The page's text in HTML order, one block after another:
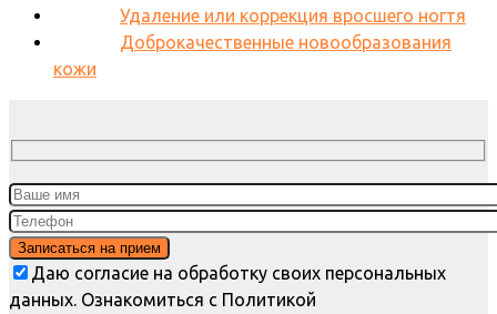
Удаление или коррекция вросшего ногтя
Доброкачественные новообразования
кожи
Даю согласие на обработку своих персональных
данных. Ознакомиться с Политикой